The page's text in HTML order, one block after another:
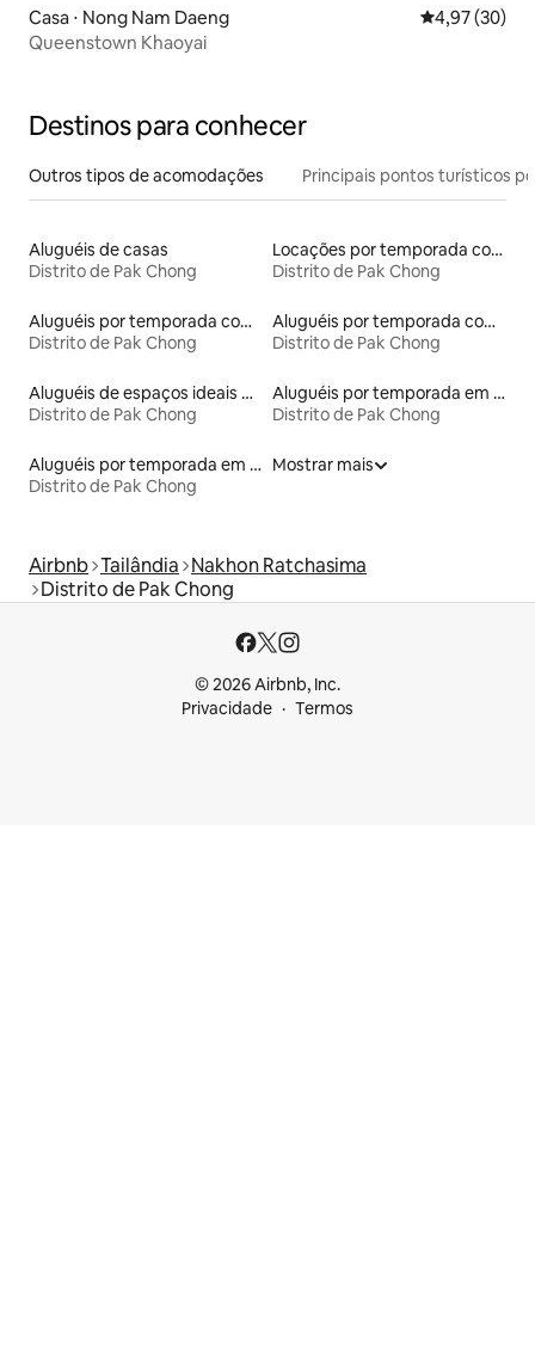
Casa ⋅ Nong Nam Daeng 4,97 de uma
4,97 (30)
Queenstown Khaoyai
Destinos para conhecer
Outros tipos de acomodações Principais pontos turísticos
Aluguéis de casas
Distrito de Pak Chong
Locações por temporada com piscina
Distrito de Pak Chong
Aluguéis por temporada com café da manhã
Distrito de Pak Chong
Aluguéis por temporada com banheira de hidromassagem
Distrito de Pak Chong
Aluguéis de espaços ideais para famílias
Distrito de Pak Chong
Aluguéis por temporada em hotéis-fazenda
Distrito de Pak Chong
Aluguéis por temporada em resorts
Distrito de Pak Chong
Mostrar mais
Airbnb Tailândia Nakhon Ratchasima
Distrito de Pak Chong
© 2026 Airbnb, Inc.
Privacidade
Termos